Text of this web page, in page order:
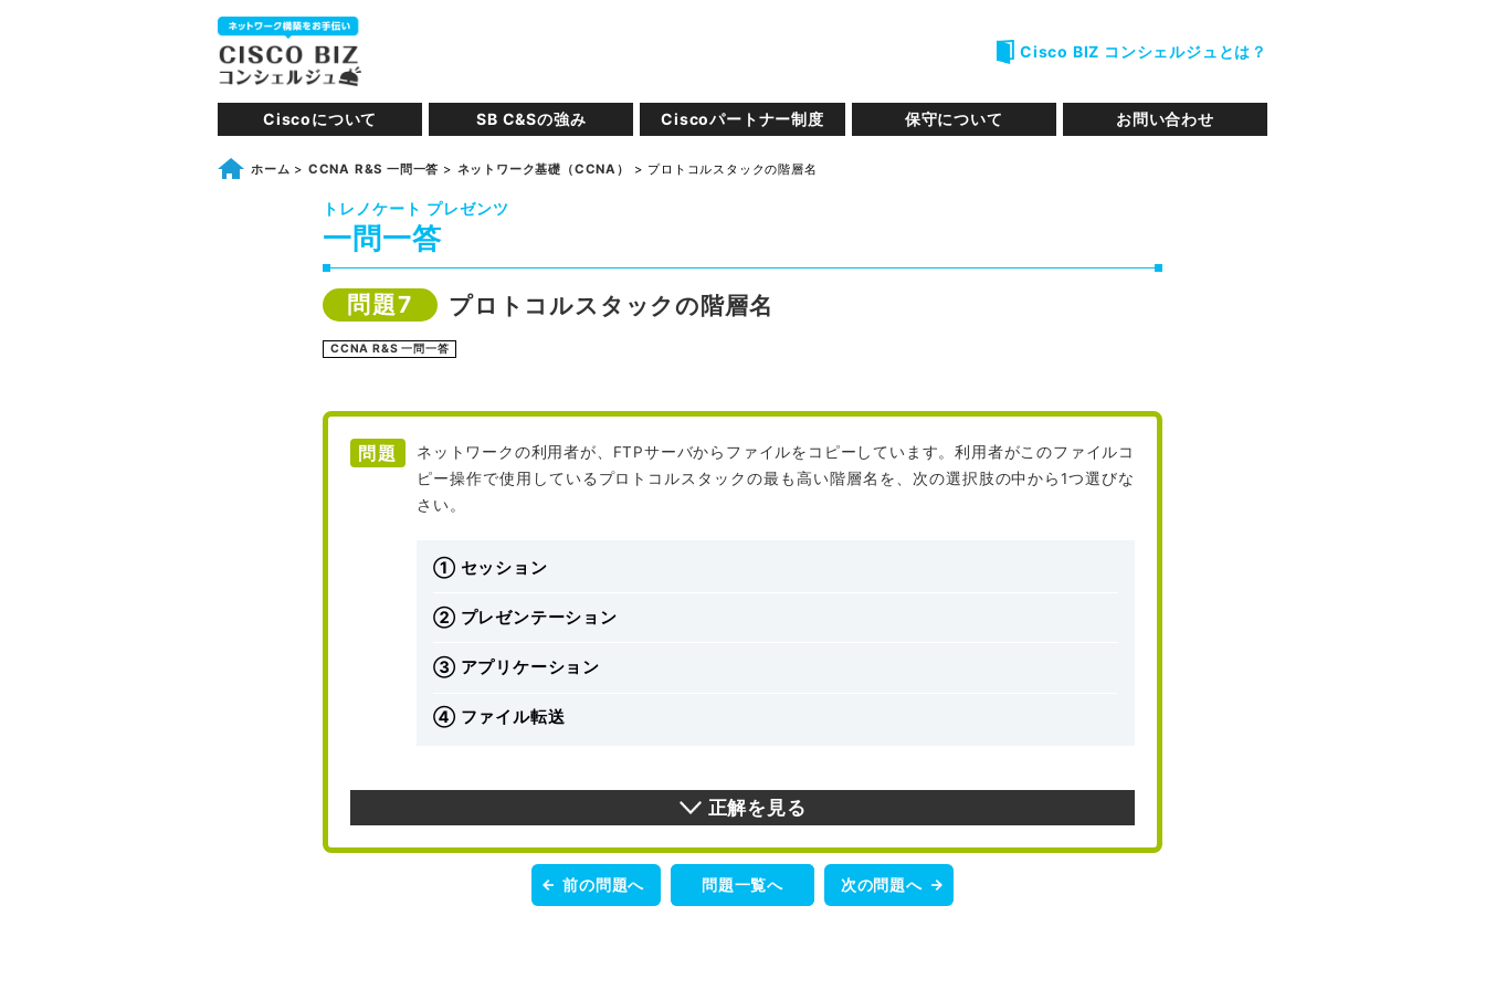
Cisco BIZ コンシェルジュとは？
Ciscoについて SB C&Sの強み Ciscoパートナー制度 保守について お問い合わせ
ホーム > CCNA R&S 一問一答 > ネットワーク基礎（CCNA） > プロトコルスタックの階層名
トレノケート プレゼンツ
一問一答
問題7 プロトコルスタックの階層名
CCNA R&S 一問一答
問題
ネットワークの利用者が、FTPサーバからファイルをコピーしています。利用者がこのファイルコ
ピー操作で使用しているプロトコルスタックの最も高い階層名を、次の選択肢の中から1つ選びな
さい。
① セッション
② プレゼンテーション
③ アプリケーション
④ ファイル転送
正解を見る
前の問題へ 問題一覧へ 次の問題へ